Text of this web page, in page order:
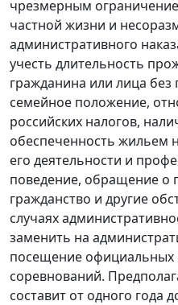
чрезмерным
частной жизни и
административного
учесть длительность
гражданина или лица без
семейное положение,
российских налогов,
обеспеченность жильем
его деятельности и
поведение, обращение о
гражданство и другие
случаях
заменить на
посещение официальных
соревнований.
составит от одного года